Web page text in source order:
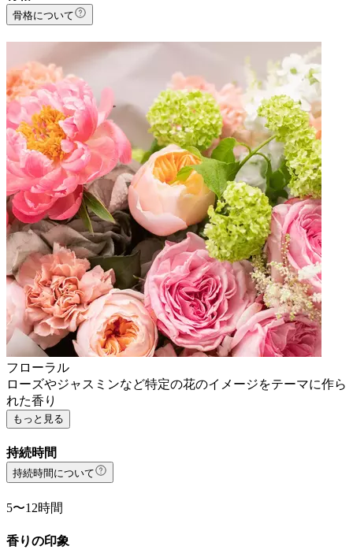
骨格について
フローラル
ローズやジャスミンなど特定の花のイメージをテーマに作ら
れた香り
もっと見る
持続時間
持続時間について
5〜12時間
香りの印象